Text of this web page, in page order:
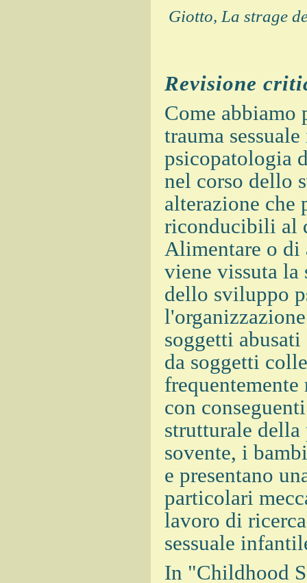
Giotto, La strage
Revisione
Come abbiamo
trauma
psicopatologia
nel corso dello
alterazione che
riconducibili al
Alimentare o
viene vissuta la
dello sviluppo
soggetti
da soggetti
con
strutturale
sovente, i
e presentano
particolari
lavoro di
sessuale
In "Childhood